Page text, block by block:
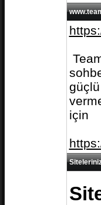
için
Siteleriniz